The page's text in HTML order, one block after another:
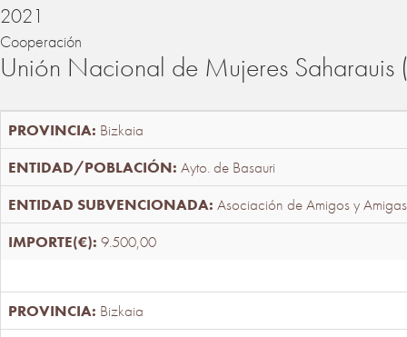
2021
Cooperación
Unión Nacional de Mujeres
Bizkaia
Ayto. de Basauri
Asociación de Amigos y
9.500,00
Bizkaia